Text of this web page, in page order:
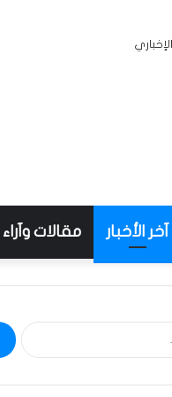
آخر الأخبار مقالات وآراء
البحث
عن: